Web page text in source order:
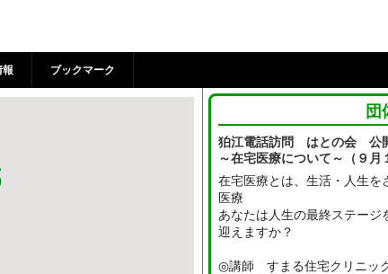
の会 | 狛江市市民活動
報 ブックマーク
団
狛江電話訪問 はとの会 公
～在宅医療について～（９月
在宅医療とは、生活・人生を
医療
あなたは人生の最終ステージ
迎えますか？
◎講師 すまる住宅クリニッ